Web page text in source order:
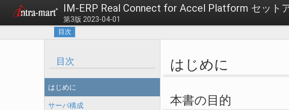
IM-ERP Real Connect for Accel Platform セット
第3版 2023-04-01
目次
目次
はじめに
サーバ構成
はじめに
本書の目的